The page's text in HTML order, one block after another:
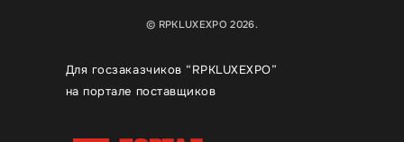
© RPKLUXEXPO 2026.
Для госзаказчиков “RPKLUXEXPO”
на портале поставщиков